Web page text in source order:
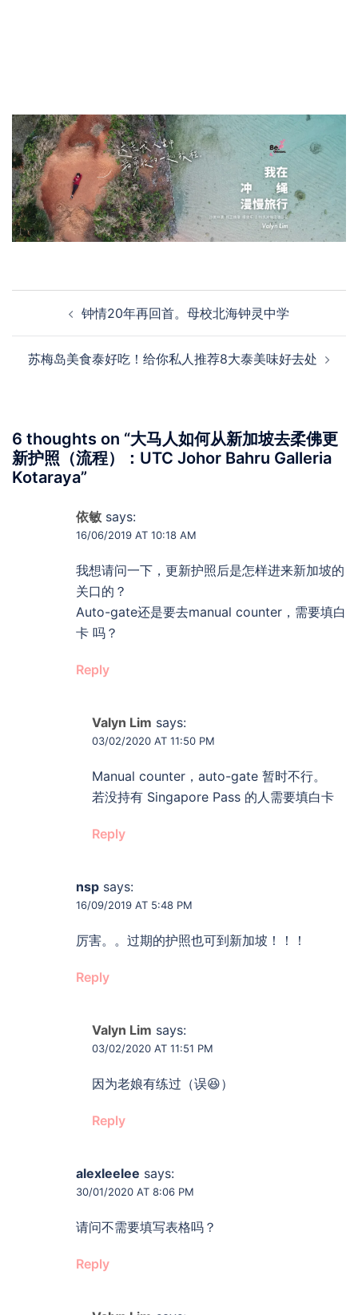
navigation钟情20年再回首。母校北海钟灵中学
苏梅岛美食泰好吃！给你私人推荐8大泰美味好去处
6 thoughts on “大马人如何从新加坡去柔佛更
新护照（流程）：UTC Johor Bahru Galleria
Kotaraya”
依敏 says:
16/06/2019 AT 10:18 AM
我想请问一下，更新护照后是怎样进来新加坡的
关口的？
Auto-gate还是要去manual counter，需要填白
卡 吗？
Reply
Valyn Lim says:
03/02/2020 AT 11:50 PM
Manual counter，auto-gate 暂时不行。
若没持有 Singapore Pass 的人需要填白卡
Reply
nsp says:
16/09/2019 AT 5:48 PM
厉害。。过期的护照也可到新加坡！！！
Reply
Valyn Lim says:
03/02/2020 AT 11:51 PM
因为老娘有练过（误😆）
Reply
alexleelee says:
30/01/2020 AT 8:06 PM
请问不需要填写表格吗？
Reply